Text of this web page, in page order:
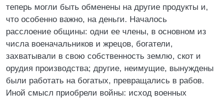
теперь могли быть обменены на другие продукты и,
что особенно важно, на деньги. Началось
расслоение общины: одни ее члены, в основном из
числа военачальников и жрецов, богатели,
захватывали в свою собственность землю, скот и
орудия производства; другие, неимущие, вынуждены
были работать на богатых, превращались в рабов.
Иной смысл приобрели войны: исход военных